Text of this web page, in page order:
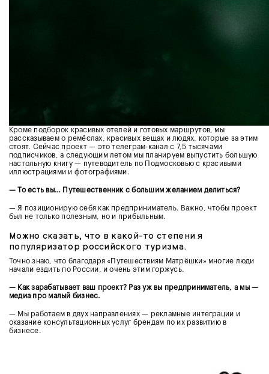
Кроме подборок красивых отелей и готовых маршрутов, мы
рассказываем о ремёслах, красивых вещах и людях, которые за этим
стоят. Сейчас проект — это телеграм-канал с 7,5 тысячами
подписчиков, а следующим летом мы планируем выпустить большую
настольную книгу — путеводитель по Подмосковью с красивыми
иллюстрациями и фотографиями.
— То есть вы… Путешественник с большим желанием делиться?
— Я позиционирую себя как предприниматель. Важно, чтобы проект
был не только полезным, но и прибыльным.
Можно сказать, что в какой-то степени я
популяризатор российского туризма.
Точно знаю, что благодаря «Путешествиям Матрёшки» многие люди
начали ездить по России, и очень этим горжусь.
— Как зарабатывает ваш проект? Раз уж вы предприниматель, а мы —
медиа про малый бизнес.
— Мы работаем в двух направлениях — рекламные интеграции и
оказание консультационных услуг брендам по их развитию в
бизнесе.